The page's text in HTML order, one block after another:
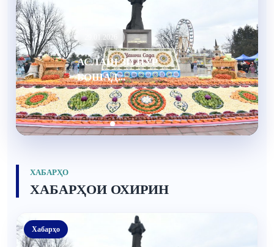
РОҲҲОИ ПЕШГИРИИ
ТЕРРОРИЗМ ВА
ЭКСТРЕМИЗМ ДАР
ЗАМОНИ МУОСИР
ХАБАРҲО
ХАБАРҲОИ ОХИРИН
Хабарҳо